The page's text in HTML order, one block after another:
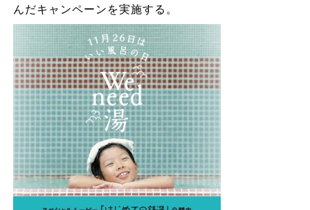
んだキャンペーンを実施する。